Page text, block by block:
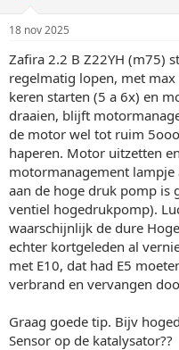
a
r
e
r
u
18 nov 2025
Zafira 2.2 B Z22YH (m75)
regelmatig lopen, met
keren starten (5 a 6x) en
draaien, blijft
de motor wel tot ruim
haperen. Motor uitzetten
motormanagement
aan de hoge druk pomp is
ventiel hogedrukpomp).
waarschijnlijk de dure
echter kortgeleden al
met E10, dat had E5
verbrand en vervangen
Graag goede tip. Bijv
Sensor op de katalysator??